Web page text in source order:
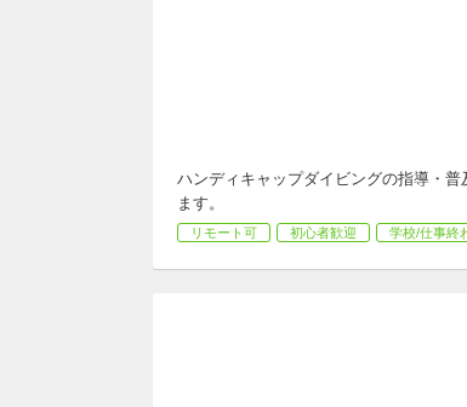
ハンディキャップダイビングの指導・
ます。
リモート可 初心者歓迎 学校/仕事終